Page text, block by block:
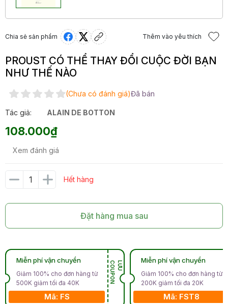
Chia sẻ sản phẩm Thêm vào yêu thích
PROUST CÓ THỂ THAY ĐỔI CUỘC ĐỜI BẠN
NHƯ THẾ NÀO
(Chưa có đánh giá)Đã bán
Tác giả: ALAIN DE BOTTON
108.000₫
Xem đánh giá
Hết hàng
Đặt hàng mua sau
Miễn phí vận chuyển
Giảm 100% cho đơn hàng từ
500K giảm tối đa 40K
Mã: FS
L
Ư
U
C
O
U
P
O
N
Miễn phí vận chuyển
Giảm 100% cho đơn hàng từ
200K giảm tối đa 20K
Mã: FST8